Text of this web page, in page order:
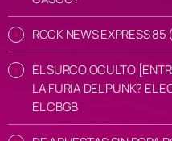
ROCK NEWS EXPRESS
EL SURCO OCULTO
LA FURIA DEL PUNK? EL
EL CBGB